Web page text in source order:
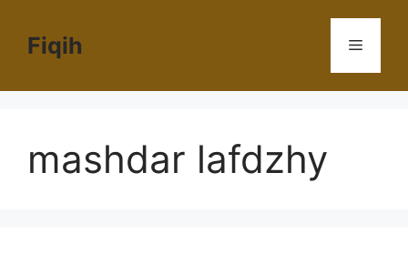
Fiqih Menu
mashdar lafdzhy